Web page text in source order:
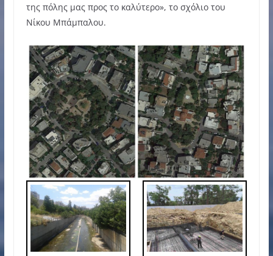
της πόλης μας προς το καλύτερο», το σχόλιο του
Νίκου Μπάμπαλου.